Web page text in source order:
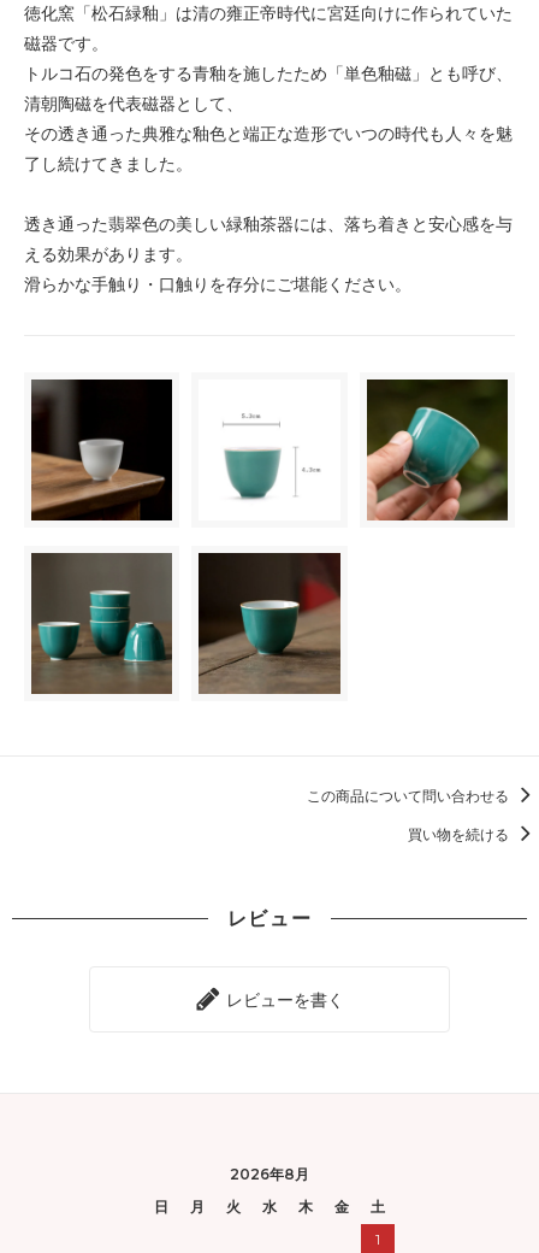
徳化窯「松石緑釉」は清の雍正帝時代に宮廷向けに作られていた
磁器です。
トルコ石の発色をする青釉を施したため「単色釉磁」とも呼び、
清朝陶磁を代表磁器として、
その透き通った典雅な釉色と端正な造形でいつの時代も人々を魅
了し続けてきました。
透き通った翡翠色の美しい緑釉茶器には、落ち着きと安心感を与
える効果があります。
滑らかな手触り・口触りを存分にご堪能ください。
この商品について問い合わせる
買い物を続ける
レビュー
レビューを書く
2026年8月
日
月 火 水 木 金
土
1